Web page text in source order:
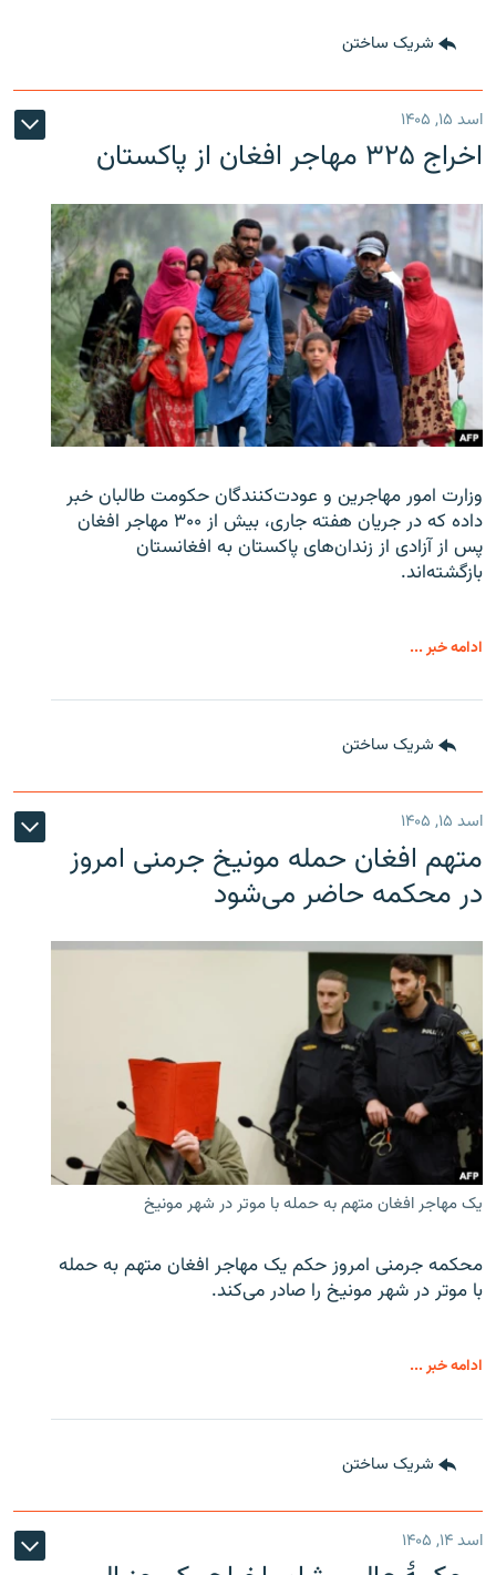
شریک ساختن
اسد ۱۵, ۱۴۰۵
اخراج ۳۲۵ مهاجر افغان از پاکستان
وزارت امور مهاجرین و عودت‌کنندگان حکومت طالبان خبر
داده که در جریان هفته جاری، بیش از ۳۰۰ مهاجر افغان
پس از آزادی از زندان‌های پاکستان به افغانستان
بازگشته‌اند.
ادامه خبر ...
شریک ساختن
اسد ۱۵, ۱۴۰۵
متهم افغان حمله مونیخ جرمنی امروز
در محکمه حاضر می‌شود
یک مهاجر افغان متهم به حمله با موتر در شهر مونیخ
محکمه جرمنی امروز حکم یک مهاجر افغان متهم به حمله
با موتر در شهر مونیخ را صادر می‌کند.
ادامه خبر ...
شریک ساختن
اسد ۱۴, ۱۴۰۵